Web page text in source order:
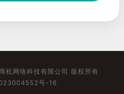
网络科技有限公司 版权所有
号-16